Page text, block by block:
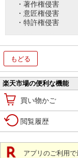
・著作権侵害
・意匠権侵害
・特許権侵害
もどる
楽天市場の便利な機能
買い物かご
閲覧履歴
アプリのご利用で